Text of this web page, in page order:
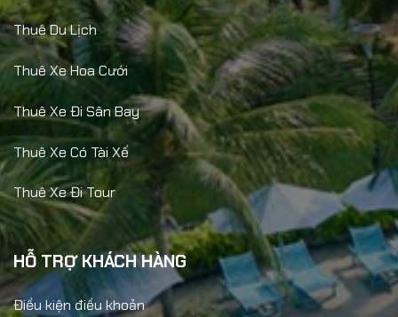
Thuê Du Lịch
Thuê Xe Hoa Cưới
Thuê Xe Đi Sân Bay
Thuê Xe Có Tài Xế
Thuê Xe Đi Tour
HỖ TRỢ KHÁCH HÀNG
Điều kiện điều khoản